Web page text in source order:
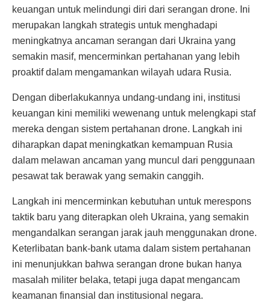
keuangan untuk melindungi diri dari serangan drone. Ini
merupakan langkah strategis untuk menghadapi
meningkatnya ancaman serangan dari Ukraina yang
semakin masif, mencerminkan pertahanan yang lebih
proaktif dalam mengamankan wilayah udara Rusia.
Dengan diberlakukannya undang-undang ini, institusi
keuangan kini memiliki wewenang untuk melengkapi staf
mereka dengan sistem pertahanan drone. Langkah ini
diharapkan dapat meningkatkan kemampuan Rusia
dalam melawan ancaman yang muncul dari penggunaan
pesawat tak berawak yang semakin canggih.
Langkah ini mencerminkan kebutuhan untuk merespons
taktik baru yang diterapkan oleh Ukraina, yang semakin
mengandalkan serangan jarak jauh menggunakan drone.
Keterlibatan bank-bank utama dalam sistem pertahanan
ini menunjukkan bahwa serangan drone bukan hanya
masalah militer belaka, tetapi juga dapat mengancam
keamanan finansial dan institusional negara.